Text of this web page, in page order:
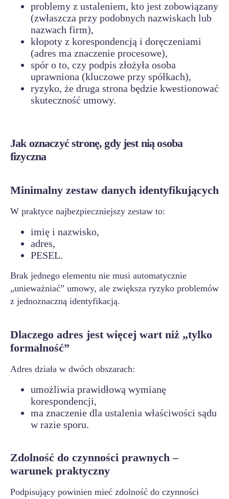
problemy z ustaleniem, kto jest zobowiązany
(zwłaszcza przy podobnych nazwiskach lub
nazwach firm),
kłopoty z korespondencją i doręczeniami
(adres ma znaczenie procesowe),
spór o to, czy podpis złożyła osoba
uprawniona (kluczowe przy spółkach),
ryzyko, że druga strona będzie kwestionować
skuteczność umowy.
Jak oznaczyć stronę, gdy jest nią osoba
fizyczna
Minimalny zestaw danych identyfikujących
W praktyce najbezpieczniejszy zestaw to:
imię i nazwisko,
adres,
PESEL.
Brak jednego elementu nie musi automatycznie
„unieważniać” umowy, ale zwiększa ryzyko problemów
z jednoznaczną identyfikacją.
Dlaczego adres jest więcej wart niż „tylko
formalność”
Adres działa w dwóch obszarach:
umożliwia prawidłową wymianę
korespondencji,
ma znaczenie dla ustalenia właściwości sądu
w razie sporu.
Zdolność do czynności prawnych –
warunek praktyczny
Podpisujący powinien mieć zdolność do czynności